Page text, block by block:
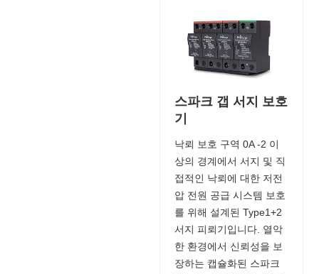
스파크 갭 서지 보호
기
낙뢰 보호 구역 0A -2 이
상의 경계에서 서지 및 직
접적인 낙뢰에 대한 저전
압 전원 공급 시스템 보호
를 위해 설계된 Type1+2
서지 피뢰기입니다. 열악
한 환경에서 신뢰성을 보
장하는 캡슐화된 스파크